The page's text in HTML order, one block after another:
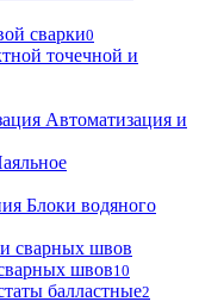
сварки0
точечной и
Автоматизация и
Блоки водяного
швов10
балластные2